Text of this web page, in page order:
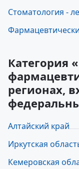
Стоматология -
Категория
регионах,
Алтайский край
Иркутская
Кемеровская